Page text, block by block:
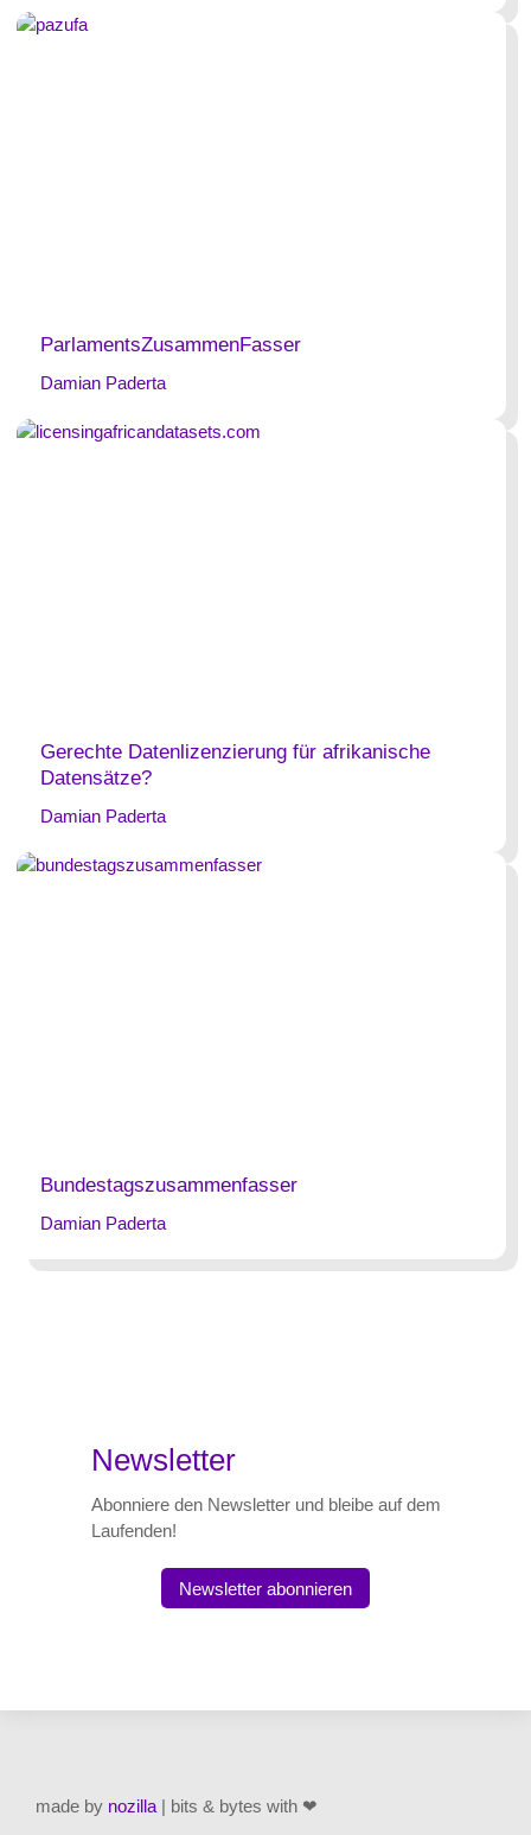
ParlamentsZusammenFasser
Damian Paderta
Gerechte Datenlizenzierung für afrikanische
Datensätze?
Damian Paderta
Bundestagszusammenfasser
Damian Paderta
Newsletter
Abonniere den Newsletter und bleibe auf dem
Laufenden!
Newsletter abonnieren
made by nozilla | bits & bytes with ❤